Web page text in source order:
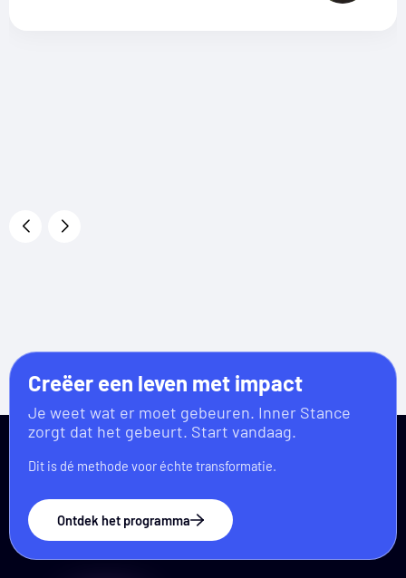
Creëer een leven met impact
Je weet wat er moet gebeuren. Inner Stance
zorgt dat het gebeurt. Start vandaag.
Dit is dé methode voor échte transformatie.
Ontdek het programma